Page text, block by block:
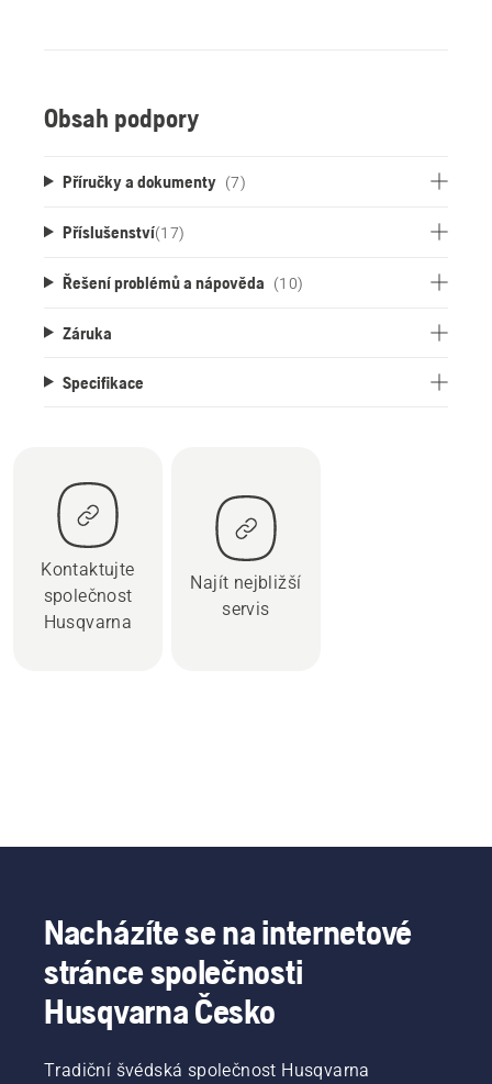
Obsah podpory
Příručky a dokumenty (7)
Příslušenství(17)
Řešení problémů a nápověda (10)
Záruka
Specifikace
Kontaktujte
společnost
Husqvarna
Najít nejbližší
servis
Nacházíte se na internetové
stránce společnosti
Husqvarna Česko
Tradiční švédská společnost Husqvarna